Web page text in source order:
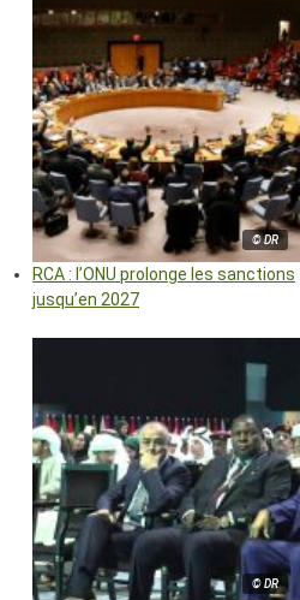
© DR
RCA : l’ONU prolonge les sanctions
jusqu’en 2027
© DR